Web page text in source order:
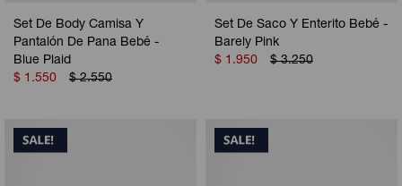
Set De Body Camisa Y
Pantalón De Pana Bebé -
Blue Plaid
$ 1.550 $ 2.550
Set De Saco Y Enterito Bebé -
Barely Pink
$ 1.950 $ 3.250